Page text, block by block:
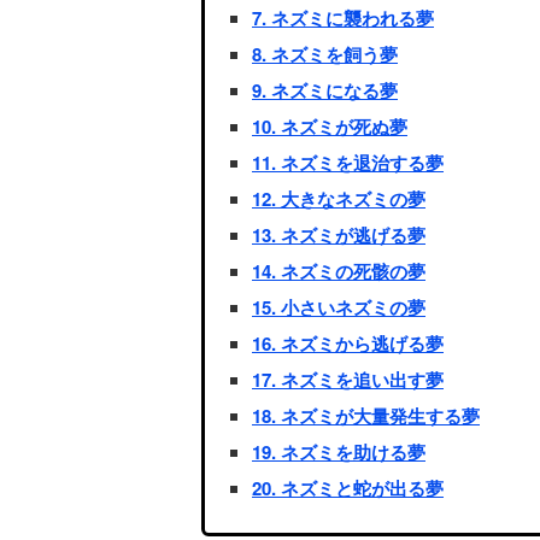
7. ネズミに襲われる夢
8. ネズミを飼う夢
9. ネズミになる夢
10. ネズミが死ぬ夢
11. ネズミを退治する夢
12. 大きなネズミの夢
13. ネズミが逃げる夢
14. ネズミの死骸の夢
15. 小さいネズミの夢
16. ネズミから逃げる夢
17. ネズミを追い出す夢
18. ネズミが大量発生する夢
19. ネズミを助ける夢
20. ネズミと蛇が出る夢